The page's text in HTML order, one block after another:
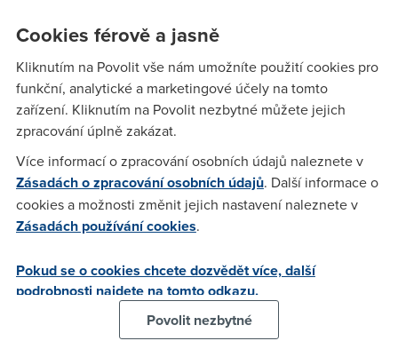
tajné služby a vlády řady zemí z internetového a
broadbandového provozu odposlouchávají, stále ještě
někdo má pocit, že se nevinný nemá čeho bát, případně že
se jedná jen o miliardy GB nezpracovatelných dat, měl by jej
rychle změnit.
anonym(9.8.2013 20:35:21)
Hm super , to víte že mlží nic víc :) už vidím jak najký
data co těčou přez firmu :) ono na nezvané navštěvy a to
všeho druhu plati být lip "připraven " než oni :) ( a to
připraven se přeberte jak umíte ) :-))) mně by zajímalo jak by
si tihle neviní "policiste" poradily z dveřmi NEXT ,okna 7mm
Cookies férově a jasně
Kliknutím na Povolit vše nám umožníte použití cookies pro
funkční, analytické a marketingové účely na tomto
zařízení. Kliknutím na Povolit nezbytné můžete jejich
zpracování úplně zakázat.
Více informací o zpracování osobních údajů naleznete v
Zásadách o zpracování osobních údajů. Další informace o
cookies a možnosti změnit jejich nastavení naleznete v
Zásadách používání cookies.
Pokud se o cookies chcete dozvědět více, další
podrobnosti najdete na tomto odkazu.
Povolit nezbytné